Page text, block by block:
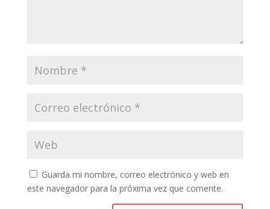
Guarda mi nombre, correo electrónico y web en
este navegador para la próxima vez que comente.